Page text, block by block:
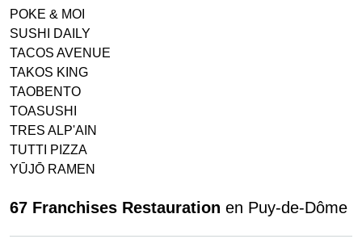
POKE & MOI
SUSHI DAILY
TACOS AVENUE
TAKOS KING
TAOBENTO
TOASUSHI
TRES ALP'AIN
TUTTI PIZZA
YŪJŌ RAMEN
67 Franchises Restauration en Puy-de-Dôme